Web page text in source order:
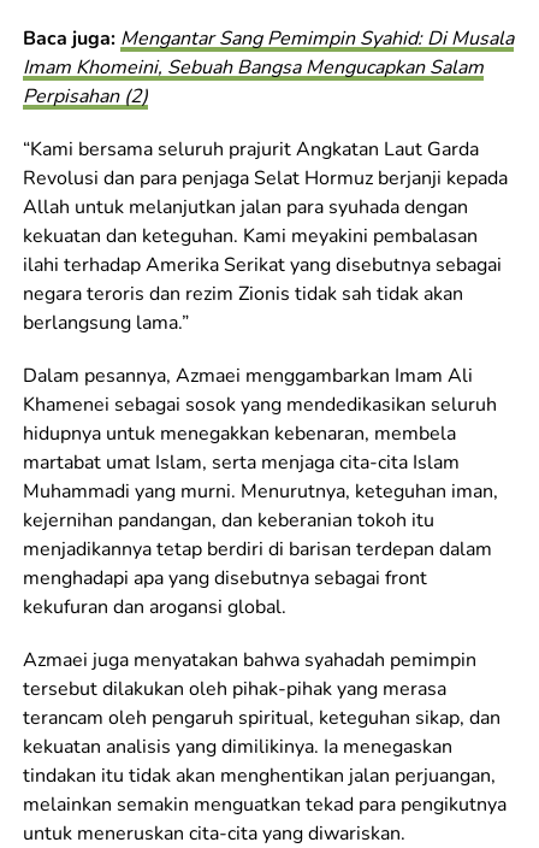
Baca juga: Mengantar Sang Pemimpin Syahid: Di Musala
Imam Khomeini, Sebuah Bangsa Mengucapkan Salam
Perpisahan (2)
“Kami bersama seluruh prajurit Angkatan Laut Garda
Revolusi dan para penjaga Selat Hormuz berjanji kepada
Allah untuk melanjutkan jalan para syuhada dengan
kekuatan dan keteguhan. Kami meyakini pembalasan
ilahi terhadap Amerika Serikat yang disebutnya sebagai
negara teroris dan rezim Zionis tidak sah tidak akan
berlangsung lama.”
Dalam pesannya, Azmaei menggambarkan Imam Ali
Khamenei sebagai sosok yang mendedikasikan seluruh
hidupnya untuk menegakkan kebenaran, membela
martabat umat Islam, serta menjaga cita-cita Islam
Muhammadi yang murni. Menurutnya, keteguhan iman,
kejernihan pandangan, dan keberanian tokoh itu
menjadikannya tetap berdiri di barisan terdepan dalam
menghadapi apa yang disebutnya sebagai front
kekufuran dan arogansi global.
Azmaei juga menyatakan bahwa syahadah pemimpin
tersebut dilakukan oleh pihak-pihak yang merasa
terancam oleh pengaruh spiritual, keteguhan sikap, dan
kekuatan analisis yang dimilikinya. Ia menegaskan
tindakan itu tidak akan menghentikan jalan perjuangan,
melainkan semakin menguatkan tekad para pengikutnya
untuk meneruskan cita-cita yang diwariskan.